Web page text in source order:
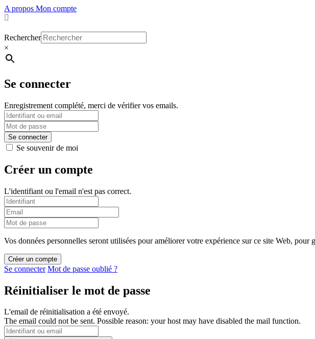
A propos Mon compte
Rechercher
×
Se connecter
Enregistrement complété, merci de vérifier vos emails.
Se souvenir de moi
Créer un compte
L'identifiant ou l'email n'est pas correct.
Vos données personnelles seront utilisées pour améliorer votre expérience sur ce site Web, pour
Se connecter Mot de passe oublié ?
Réinitialiser le mot de passe
L'email de réinitialisation a été envoyé.
The email could not be sent. Possible reason: your host may have disabled the mail function.